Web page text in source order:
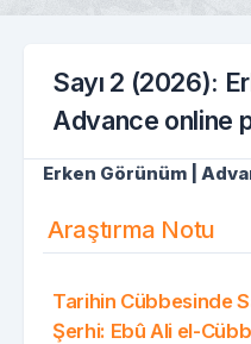
Sayı 2 (2026):
Advance online
Erken Görünüm |
Araştırma Notu
Tarihin Cübbesinde
Şerhi: Ebû Ali el-